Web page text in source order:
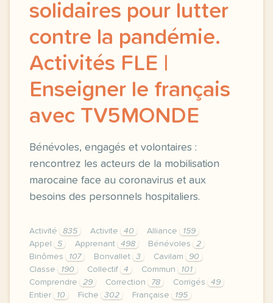
solidaires pour lutter
contre la pandémie.
Activités FLE |
Enseigner le français
avec TV5MONDE
Bénévoles, engagés et volontaires :
rencontrez les acteurs de la mobilisation
marocaine face au coronavirus et aux
besoins des personnels hospitaliers.
Activité 835 Activite 40 Alliance
159
Appel
5 Apprenant 498 Bénévoles
2
Binômes
107 Bonvallet 3 Cavilam
90
Classe
190 Collectif 4 Commun
101
Comprendre
29 Correction 78 Corrigés
49
Entier
10 Fiche 302 Française
195